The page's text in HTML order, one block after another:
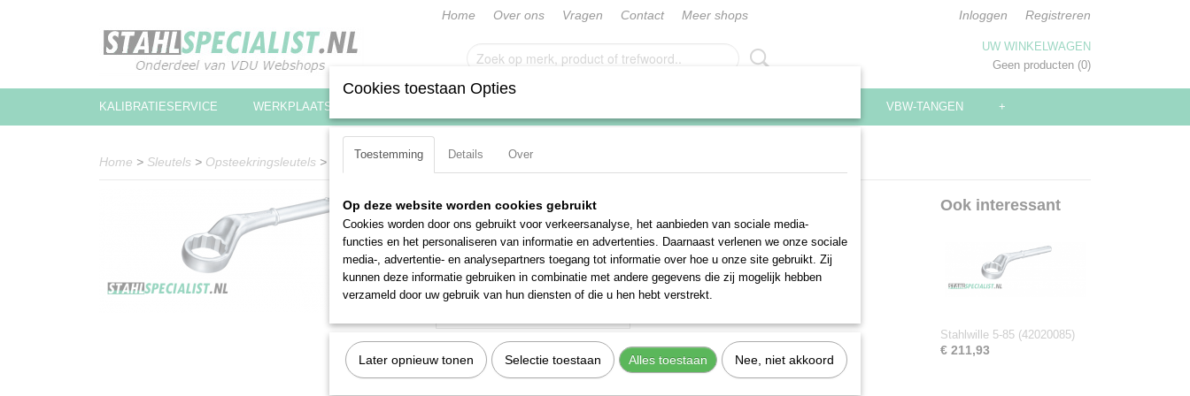
Home Over ons Vragen Contact Meer shops Inloggen Registreren
UW WINKELWAGEN
Geen producten (0)
KALIBRATIESERVICE WERKPLAATSINRICHTING VBW-TANGEN +
Home > Sleutels > Opsteekringsleutels > Stahlwille 5-46 (42020046)
Stahlwille 5-46 (42020046)
€ 70,64
Aantal
IN WINKELWAGEN
Ook interessant
Stahlwille 5-85 (42020085)
€ 211,93
Cookies toestaan Opties
Toestemming Details Over
Op deze website worden cookies gebruikt
Cookies worden door ons gebruikt voor verkeersanalyse, het aanbieden van sociale media-
functies en het personaliseren van informatie en advertenties. Daarnaast verlenen we onze sociale
media-, advertentie- en analysepartners toegang tot informatie over hoe u onze site gebruikt. Zij
kunnen deze informatie gebruiken in combinatie met andere gegevens die zij mogelijk hebben
verzameld door uw gebruik van hun diensten of die u hen hebt verstrekt.
Later opnieuw tonen Selectie toestaan Alles toestaan Nee, niet akkoord